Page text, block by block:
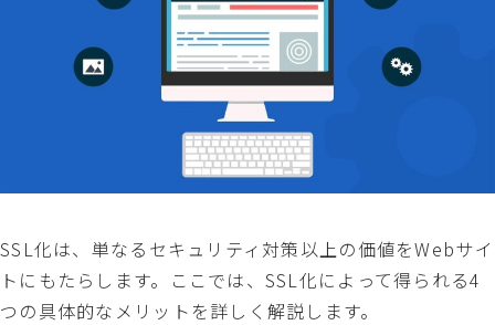
SSL化は、単なるセキュリティ対策以上の価値をWebサイ
トにもたらします。ここでは、SSL化によって得られる4
つの具体的なメリットを詳しく解説します。